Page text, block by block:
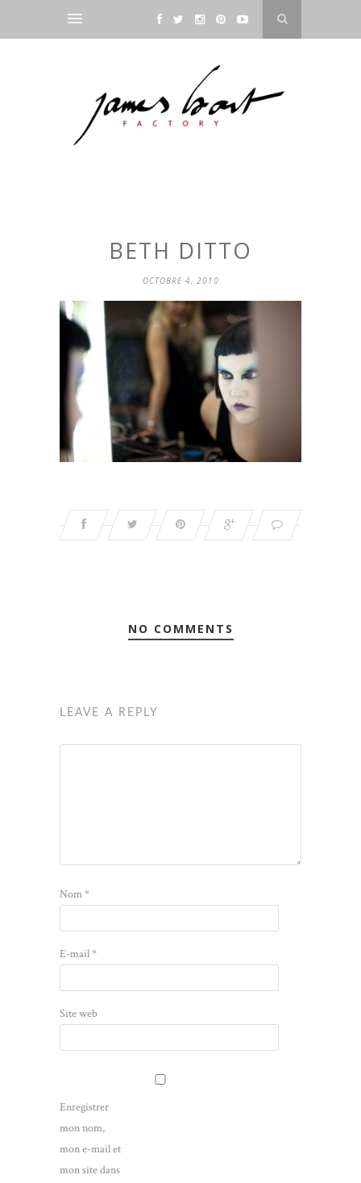
BETH DITTO
OCTOBRE 4, 2010
NO COMMENTS
LEAVE A REPLY
Nom*
E-mail*
Site web
Enregistrer
mon nom,
mon e-mail et
mon site dans